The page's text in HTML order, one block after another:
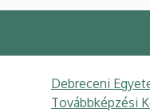
Debreceni
Továbbképzési